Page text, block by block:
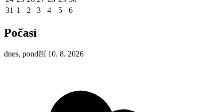
31 1 2 3 4 5 6
Počasí
dnes, pondělí 10. 8. 2026